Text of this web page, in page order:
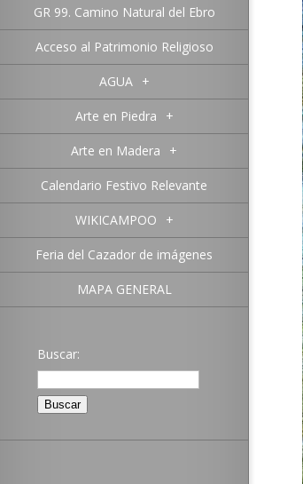
GR 99. Camino Natural del Ebro
Acceso al Patrimonio Religioso
AGUA +
Arte en Piedra +
Arte en Madera +
Calendario Festivo Relevante
WIKICAMPOO +
Feria del Cazador de imágenes
MAPA GENERAL
Buscar: